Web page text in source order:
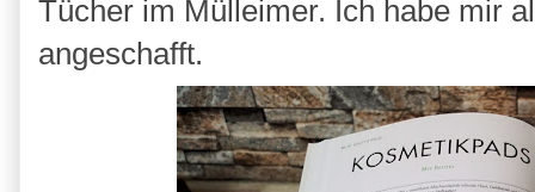
Tücher im Mülleimer. Ich habe mir
angeschafft.